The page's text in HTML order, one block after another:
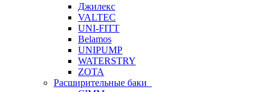
Джилекс
VALTEC
UNI-FITT
Belamos
UNIPUMP
WATERSTRY
ZOTA
Расширительные баки